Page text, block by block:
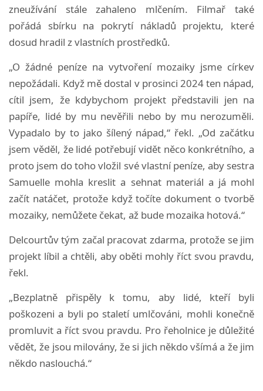
zneužívání stále zahaleno mlčením. Filmař také
pořádá sbírku na pokrytí nákladů projektu, které
dosud hradil z vlastních prostředků.
„O žádné peníze na vytvoření mozaiky jsme církev
nepožádali. Když mě dostal v prosinci 2024 ten nápad,
cítil jsem, že kdybychom projekt představili jen na
papíře, lidé by mu nevěřili nebo by mu nerozuměli.
Vypadalo by to jako šílený nápad,“ řekl. „Od začátku
jsem věděl, že lidé potřebují vidět něco konkrétního, a
proto jsem do toho vložil své vlastní peníze, aby sestra
Samuelle mohla kreslit a sehnat materiál a já mohl
začít natáčet, protože když točíte dokument o tvorbě
mozaiky, nemůžete čekat, až bude mozaika hotová.“
Delcourtův tým začal pracovat zdarma, protože se jim
projekt líbil a chtěli, aby oběti mohly říct svou pravdu,
řekl.
„Bezplatně přispěly k tomu, aby lidé, kteří byli
poškozeni a byli po staletí umlčováni, mohli konečně
promluvit a říct svou pravdu. Pro řeholnice je důležité
vědět, že jsou milovány, že si jich někdo všímá a že jim
někdo naslouchá.“